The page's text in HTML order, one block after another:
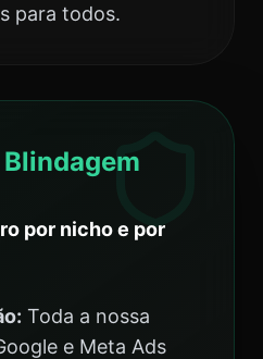
para todos.
por nicho e por
Toda a nossa
e Meta Ads